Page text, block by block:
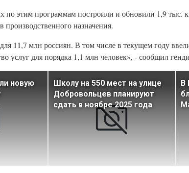
по этим программам построили и обновили 1,9 тыс.
производственного назначения.
11,7 млн россиян. В том числе в текущем году
услуг для порядка 1,1 млн человек», - сообщил
новую
Школу на 550 мест на улице
Добровольцев планируют
сдать в ноябре 2025 года
В